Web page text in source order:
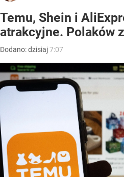
Temu, Shein i
atrakcyjne. Polaków
Dodano:dzisiaj7:07